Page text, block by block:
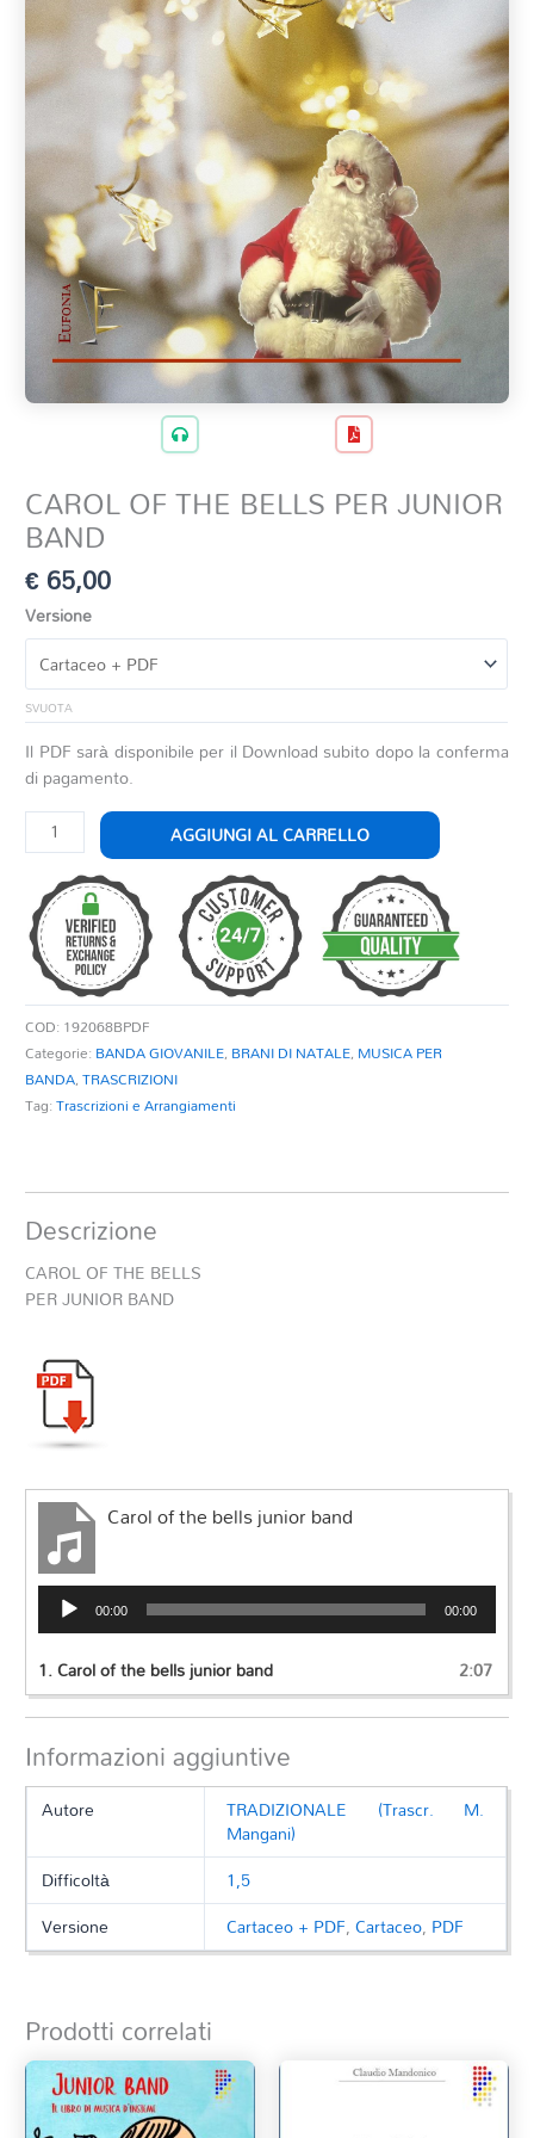
CAROL OF THE BELLS PER JUNIOR
BAND
€65,00
Versione
SVUOTA
Il PDF sarà disponibile per il Download subito dopo la conferma
di pagamento.
CAROL
OF
BELLS
PER
JUNIOR
BAND
quantità
AGGIUNGI AL CARRELLO
COD: 192068BPDF
Categorie: BANDA GIOVANILE, BRANI DI NATALE, MUSICA PER
BANDA,TRASCRIZIONI
Tag:Trascrizioni e Arrangiamenti
Descrizione
CAROL OF THE BELLS
PER JUNIOR BAND
Carol of the bells junior band
Audio
Player 00:00 00:00
1.Carol of the bells junior band 2:07
Informazioni aggiuntive
Autore TRADIZIONALE (Trascr. M.
Mangani)
Difficoltà
1,5
Versione
Cartaceo + PDF,Cartaceo, PDF
Prodotti correlati